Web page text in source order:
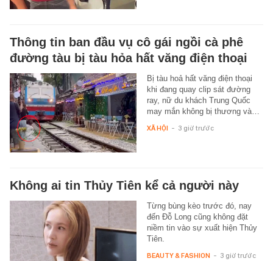
Thông tin ban đầu vụ cô gái ngồi cà phê
đường tàu bị tàu hỏa hất văng điện thoại
Bị tàu hoả hất văng điện thoại
khi đang quay clip sát đường
ray, nữ du khách Trung Quốc
may mắn không bị thương và…
XÃ HỘI - 3 giờ trước
Không ai tin Thủy Tiên kể cả người này
Từng bùng kèo trước đó, nay
đến Đỗ Long cũng không đặt
niềm tin vào sự xuất hiện Thủy
Tiên.
BEAUTY & FASHION - 3 giờ trước